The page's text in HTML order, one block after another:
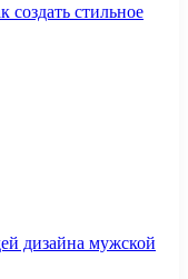
создать стильное
дизайна мужской